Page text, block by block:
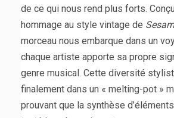
de ce qui nous rend plus forts.
hommage au style vintage de
morceau nous embarque dans un
chaque artiste apporte sa propre
genre musical. Cette diversité
finalement dans un « melting-pot »
prouvant que la synthèse